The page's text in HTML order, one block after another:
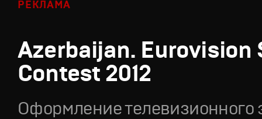
РЕКЛАМА
Azerbaijan. Eurovision
Contest 2012
Оформление телевизионного